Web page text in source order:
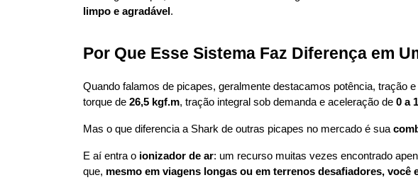
limpo e agradável .
Por Que Esse Sistema Faz Diferença em
Quando falamos de picapes, geralmente destacamos potência, tração
torque de 26,5 kgf.m, tração integral sob demanda e aceleração de 0 a
Mas o que diferencia a Shark de outras picapes no mercado é sua
E aí entra o ionizador de ar: um recurso muitas vezes encontrado
que, mesmo em viagens longas ou em terrenos desafiadores,